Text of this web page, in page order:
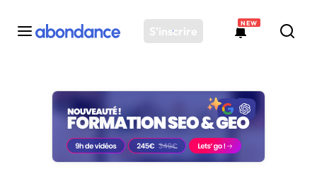
S'inscrire
NEW
Toutes les actus
Actus SEO
Plateforme